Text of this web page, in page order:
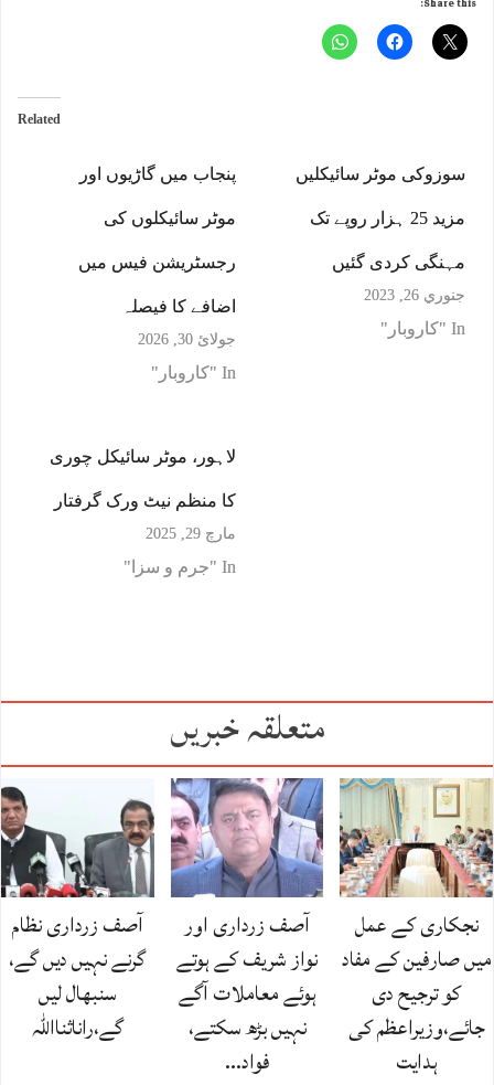
Share this:
Related
پنجاب میں گاڑیوں اور
موٹر سائیکلوں کی
رجسٹریشن فیس میں
اضافے کا فیصلہ
جولائ 30, 2026
In "کاروبار"
سوزوکی موٹر سائیکلیں
مزید 25 ہزار روپے تک
مہنگی کردی گئیں
جنوري 26, 2023
In "کاروبار"
لاہور، موٹر سائیکل چوری
کا منظم نیٹ ورک گرفتار
مارچ 29, 2025
In "جرم و سزا"
متعلقہ خبریں
نجکاری کے عمل
میں صارفین کے مفاد
کو ترجیح دی
جائے،وزیراعظم کی
ہدایت
آصف زرداری اور
نواز شریف کے ہوتے
ہوئے معاملات آگے
نہیں بڑھ سکتے،
فواد…
آصف زرداری نظام
گرنے نہیں دیں گے،
سنبھال لیں
گے،راناثنااللہ